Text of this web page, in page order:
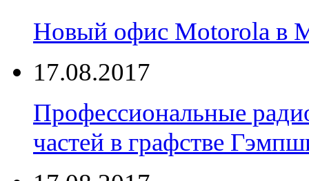
Новый офис Motorola в
17.08.2017
Профессиональные
частей в графстве